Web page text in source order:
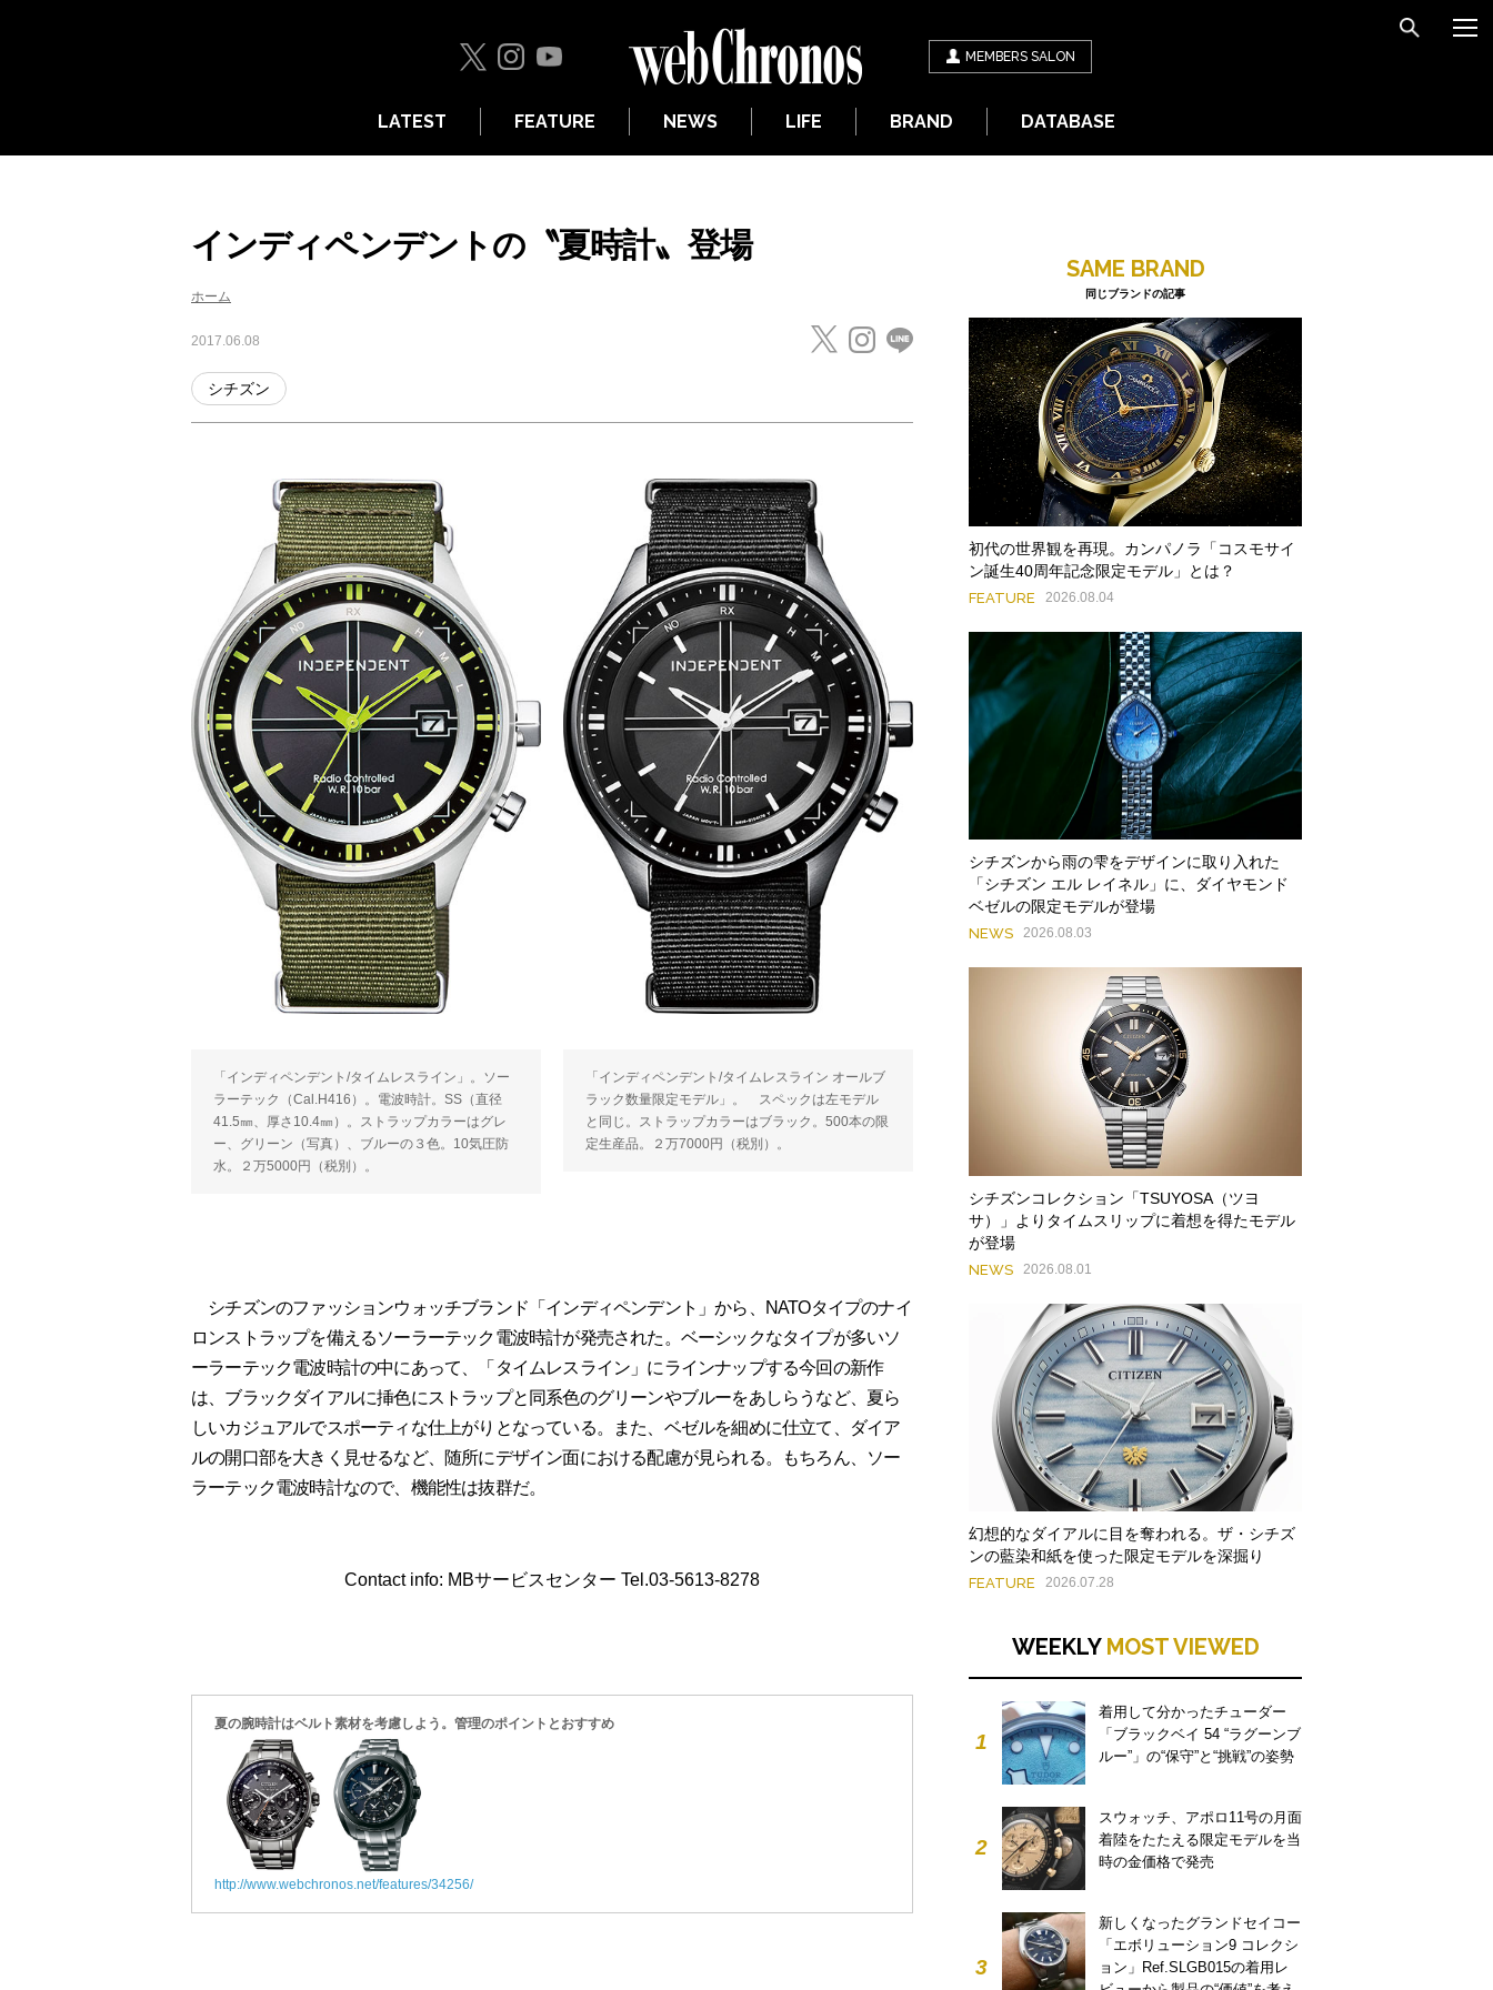
MEMBERS SALON
LATEST FEATURE NEWS LIFE BRAND DATABASE
インディペンデントの〝夏時計〟登場
ホーム
2017.06.08
シチズン
「インディペンデント/タイムレスライン」。ソー
ラーテック（Cal.H416）。電波時計。SS（直径
41.5㎜、厚さ10.4㎜）。ストラップカラーはグレ
ー、グリーン（写真）、ブルーの３色。10気圧防
水。２万5000円（税別）。
「インディペンデント/タイムレスライン オールブ
ラック数量限定モデル」。 スペックは左モデル
と同じ。ストラップカラーはブラック。500本の限
定生産品。２万7000円（税別）。
シチズンのファッションウォッチブランド「インディペンデント」から、NATOタイプのナイ
ロンストラップを備えるソーラーテック電波時計が発売された。ベーシックなタイプが多いソ
ーラーテック電波時計の中にあって、「タイムレスライン」にラインナップする今回の新作
は、ブラックダイアルに挿色にストラップと同系色のグリーンやブルーをあしらうなど、夏ら
しいカジュアルでスポーティな仕上がりとなっている。また、ベゼルを細めに仕立て、ダイア
ルの開口部を大きく見せるなど、随所にデザイン面における配慮が見られる。もちろん、ソー
ラーテック電波時計なので、機能性は抜群だ。
Contact info: MBサービスセンター Tel.03-5613-8278
夏の腕時計はベルト素材を考慮しよう。管理のポイントとおすすめ
http://www.webchronos.net/features/34256/
SAME BRAND
同じブランドの記事
初代の世界観を再現。カンパノラ「コスモサイ
ン誕生40周年記念限定モデル」とは？
FEATURE 2026.08.04
シチズンから雨の雫をデザインに取り入れた
「シチズン エル レイネル」に、ダイヤモンド
ベゼルの限定モデルが登場
NEWS 2026.08.03
シチズンコレクション「TSUYOSA（ツヨ
サ）」よりタイムスリップに着想を得たモデル
が登場
NEWS 2026.08.01
幻想的なダイアルに目を奪われる。ザ・シチズ
ンの藍染和紙を使った限定モデルを深掘り
FEATURE 2026.07.28
WEEKLY MOST VIEWED
1
着用して分かったチューダー
「ブラックベイ 54 “ラグーンブ
ルー”」の“保守”と“挑戦”の姿勢
2
スウォッチ、アポロ11号の月面
着陸をたたえる限定モデルを当
時の金価格で発売
3
新しくなったグランドセイコー
「エボリューション9 コレクシ
ョン」Ref.SLGB015の着用レ